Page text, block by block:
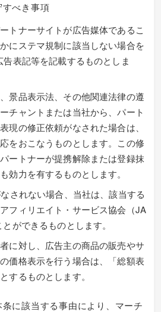
すべき事項
トナーサイトが広告媒体であるこ
にステマ規制に該当しない場合を
表記等を記載するものとしま
景品表示法、その他関連法律の遵
チャントまたは当社から、パート
現の修正依頼がなされた場合は、
をおこなうものとします。この修
ートナーが提携解除または登録抹
効力を有するものとします。
されない場合、当社は、該当する
フィリエイト・サービス協会（JA
ができるものとします。
に対し、広告主の商品の販売やサ
価格表示を行う場合は、「総額表
するものとします。
に該当する事由により、マーチ